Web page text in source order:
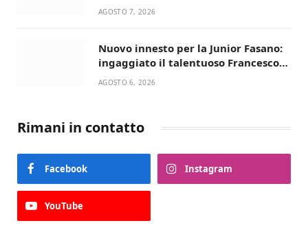
AGOSTO 7, 2026
Nuovo innesto per la Junior Fasano:
ingaggiato il talentuoso Francesco
Lupo Timini
AGOSTO 6, 2026
Rimani in contatto
Facebook Instagram
YouTube